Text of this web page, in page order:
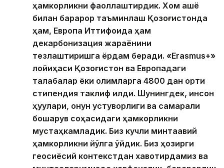
ҳамкорликни фаоллаштирдик. Хом ашё
билан барқарор таъминлаш Қозоғистонда
ҳам, Европа Иттифоқида ҳам
декарбонизация жараёнини
тезлаштиришга ёрдам беради. «Erasmus+»
лойиҳаси Қозоғистон ва Европадаги
талабалар ёки олимларга 4800 дан ортиқ
стипендия таклиф қилди. Шунингдек, инсон
ҳуқуқлари, қонун устуворлиги ва самарали
бошқарув соҳасидаги ҳамкорликни
мустаҳкамладик. Биз кучли минтақавий
ҳамкорликни йўлга қўйдик. Биз ҳозирги
геосиёсий контекстдан хавотирдамиз ва